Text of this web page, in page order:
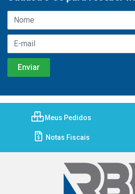
Meus Pedidos
Notas Fiscais